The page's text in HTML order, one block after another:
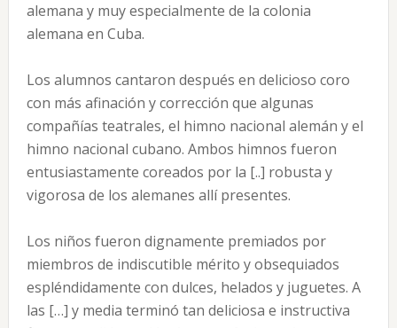
alemana y muy especialmente de la colonia
alemana en Cuba.
Los alumnos cantaron después en delicioso coro
con más afinación y corrección que algunas
compañías teatrales, el himno nacional alemán y el
himno nacional cubano. Ambos himnos fueron
entusiastamente coreados por la [..] robusta y
vigorosa de los alemanes allí presentes.
Los niños fueron dignamente premiados por
miembros de indiscutible mérito y obsequiados
espléndidamente con dulces, helados y juguetes. A
las […] y media terminó tan deliciosa e instructiva